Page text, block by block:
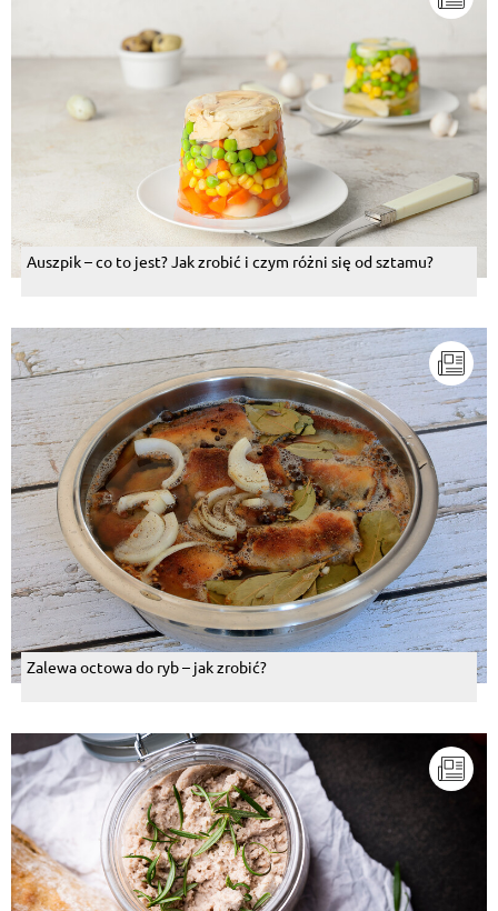
Auszpik – co to jest? Jak zrobić i czym różni się od sztamu?
Zalewa octowa do ryb – jak zrobić?